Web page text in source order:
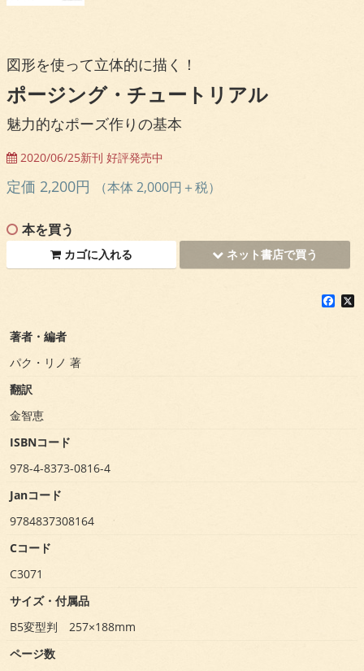
図形を使って立体的に描く！
ポージング・チュートリアル
魅力的なポーズ作りの基本
2020/06/25新刊 好評発売中
定価 2,200円 （本体 2,000円＋税）
本を買う
カゴに入れる ネット書店で買う
著者・編者
パク・リノ 著
翻訳
金智恵
ISBNコード
978-4-8373-0816-4
Janコード
9784837308164
Cコード
C3071
サイズ・付属品
B5変型判 257×188mm
ページ数